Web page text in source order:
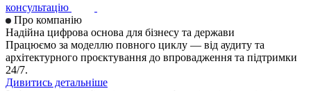
консультацію
Про компанію
Надійна цифрова основа для бізнесу та держави
Працюємо за моделлю повного циклу — від аудиту та
архітектурного проєктування до впровадження та підтримки
24/7.
Дивитись детальніше